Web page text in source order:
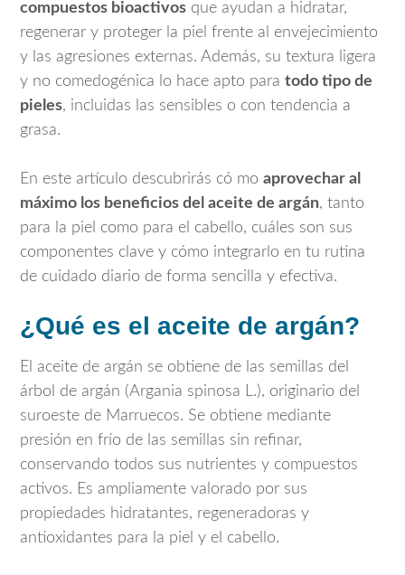
compuestos bioactivos que ayudan a hidratar,
regenerar y proteger la piel frente al envejecimiento
y las agresiones externas. Además, su textura ligera
y no comedogénica lo hace apto para todo tipo de
pieles, incluidas las sensibles o con tendencia a
grasa.
En este artículo descubrirás có mo aprovechar al
máximo los beneficios del aceite de argán, tanto
para la piel como para el cabello, cuáles son sus
componentes clave y cómo integrarlo en tu rutina
de cuidado diario de forma sencilla y efectiva.
¿Qué es el aceite de argán?
El aceite de argán se obtiene de las semillas del
árbol de argán (Argania spinosa L.), originario del
suroeste de Marruecos. Se obtiene mediante
presión en frío de las semillas sin refinar,
conservando todos sus nutrientes y compuestos
activos. Es ampliamente valorado por sus
propiedades hidratantes, regeneradoras y
antioxidantes para la piel y el cabello.